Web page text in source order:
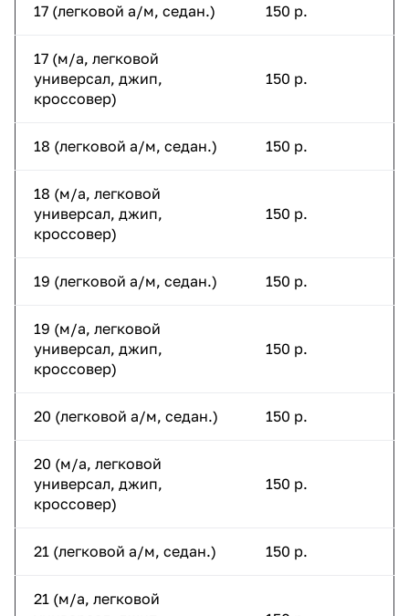
17 (легковой а/м, седан.) 150 р.
17 (м/а, легковой
универсал, джип,
кроссовер)
150 р.
18 (легковой а/м, седан.) 150 р.
18 (м/а, легковой
универсал, джип,
кроссовер)
150 р.
19 (легковой а/м, седан.) 150 р.
19 (м/а, легковой
универсал, джип,
кроссовер)
150 р.
20 (легковой а/м, седан.) 150 р.
20 (м/а, легковой
универсал, джип,
кроссовер)
150 р.
21 (легковой а/м, седан.) 150 р.
21 (м/а, легковой